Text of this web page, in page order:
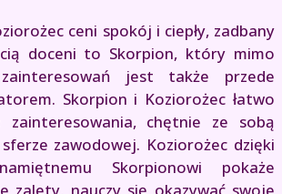
ceni spokój i ciepły, zadbany
doceni to Skorpion, który mimo
jest także przede
Skorpion i Koziorożec łatwo
zainteresowania, chętnie ze sobą
zawodowej. Koziorożec dzięki
Skorpionowi pokaże
zalety, nauczy się okazywać swoje